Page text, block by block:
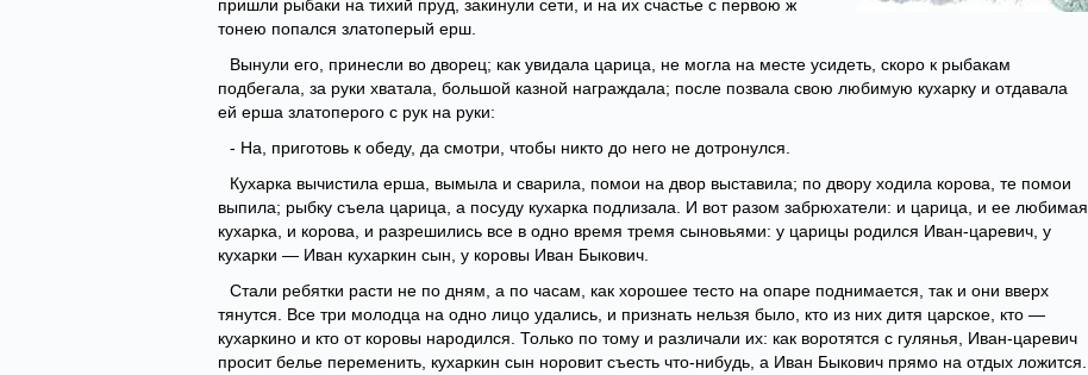
пришли рыбаки на тихий пруд, закинули сети, и на их счастье с первою ж
тонею попался златоперый ерш.
Вынули его, принесли во дворец; как увидала царица, не могла на месте усидеть, скоро к рыбакам
подбегала, за руки хватала, большой казной награждала; после позвала свою любимую кухарку и отдавала
ей ерша златоперого с рук на руки:
- На, приготовь к обеду, да смотри, чтобы никто до него не дотронулся.
Кухарка вычистила ерша, вымыла и сварила, помои на двор выставила; по двору ходила корова, те помои
выпила; рыбку съела царица, а посуду кухарка подлизала. И вот разом забрюхатели: и царица, и ее любимая
кухарка, и корова, и разрешились все в одно время тремя сыновьями: у царицы родился Иван-царевич, у
кухарки — Иван кухаркин сын, у коровы Иван Быкович.
Стали ребятки расти не по дням, а по часам, как хорошее тесто на опаре поднимается, так и они вверх
тянутся. Все три молодца на одно лицо удались, и признать нельзя было, кто из них дитя царское, кто —
кухаркино и кто от коровы народился. Только по тому и различали их: как воротятся с гулянья, Иван-царевич
просит белье переменить, кухаркин сын норовит съесть что-нибудь, а Иван Быкович прямо на отдых ложится.